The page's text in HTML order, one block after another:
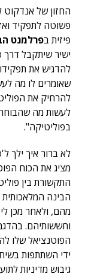
פשוטה לתפקיד
פיזית בפרלמנט
ישיר שיתקבל דרך
להדגיש את
שאומרים לו מה
להרחיק את
לעשות מה
בפוליטיקה".
מציג את הכוח
הבינה
מהם, ולאחר מכן
וחששותיהם.
הפוטנציאל שלו
ידי השתתפות
גיבוש מדיניות